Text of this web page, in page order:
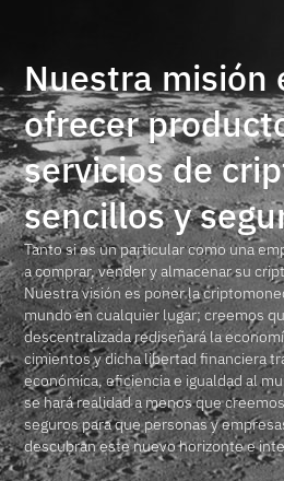
Nuestra misión
ofrecer
servicios de
sencillos y
Tanto si es un particular como una
a comprar, vender y almacenar su
Nuestra visión es poner la
mundo en cualquier lugar; creemos
descentralizada rediseñará la
cimientos y dicha libertad financiera
económica, eficiencia e igualdad al
se hará realidad a menos que
seguros para que personas y
descubran este nuevo horizonte e